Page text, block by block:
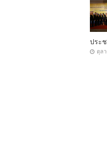
ประ
ตุล